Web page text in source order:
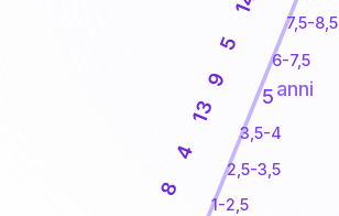
1-2,5
2,5-3,5
3,5-4
6-7,5
7,5-8,5
8
4
13
9
5
5anni